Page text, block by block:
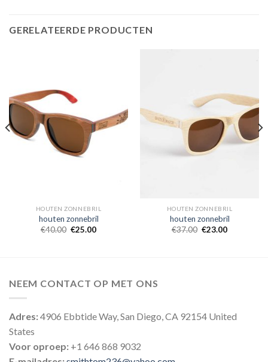
GERELATEERDE PRODUCTEN
HOUTEN ZONNEBRIL
houten zonnebril
€40.00 €25.00
HOUTEN ZONNEBRIL
houten zonnebril
€37.00 €23.00
NEEM CONTACT OP MET ONS
Adres:4906 Ebbtide Way, San Diego, CA 92154 United
States
Voor oproep: +1 646 868 9032